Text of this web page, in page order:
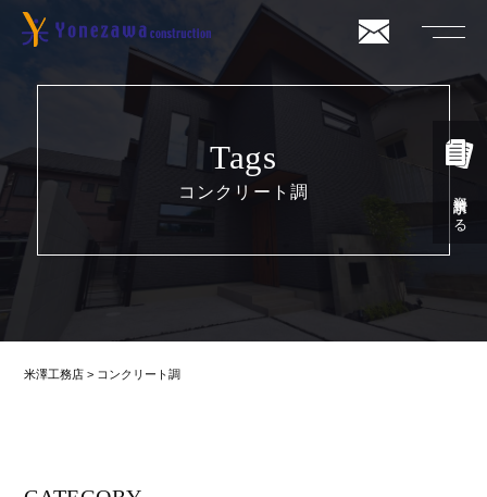
資料請求する
Tags
コンクリート調
米澤工務店 > コンクリート調